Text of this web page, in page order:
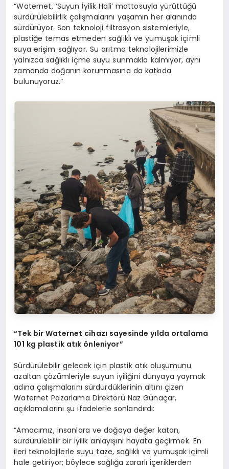
“Waternet, ‘Suyun İyilik Hali’ mottosuyla yürüttüğü
sürdürülebilirlik çalışmalarını yaşamın her alanında
sürdürüyor. Son teknoloji filtrasyon sistemleriyle,
plastiğe temas etmeden sağlıklı ve yumuşak içimli
suya erişim sağlıyor. Su arıtma teknolojilerimizle
yalnızca sağlıklı içme suyu sunmakla kalmıyor, aynı
zamanda doğanın korunmasına da katkıda
bulunuyoruz.”
“Tek bir Waternet cihazı sayesinde yılda ortalama
101 kg plastik atık önleniyor”
Sürdürülebilir gelecek için plastik atık oluşumunu
azaltan çözümleriyle suyun iyiliğini dünyaya yaymak
adına çalışmalarını sürdürdüklerinin altını çizen
Waternet Pazarlama Direktörü Naz Günaçar,
açıklamalarını şu ifadelerle sonlandırdı:
“Amacımız, insanlara ve doğaya değer katan,
sürdürülebilir bir iyilik anlayışını hayata geçirmek. En
ileri teknolojilerle suyu taze, sağlıklı ve yumuşak içimli
hale getiriyor; böylece sağlığa zararlı içeriklerden